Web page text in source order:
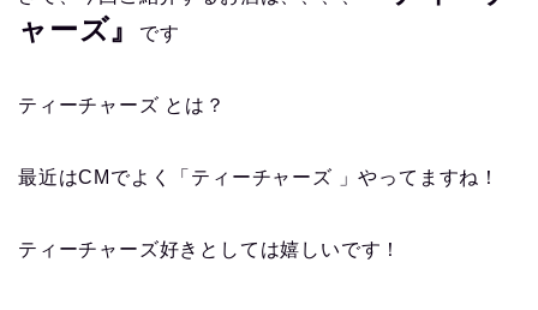
ャーズ』
です
ティーチャーズ とは？
最近はCMでよく「ティーチャーズ 」やってますね！
ティーチャーズ好きとしては嬉しいです！